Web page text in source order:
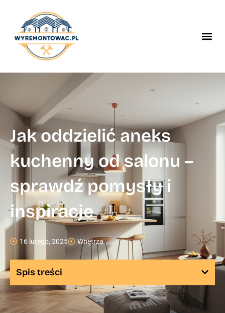
Jak oddzielić aneks
kuchenny od salonu –
sprawdź pomysły i
inspiracje
16 lutego, 2025 Wnętrza
Spis treści